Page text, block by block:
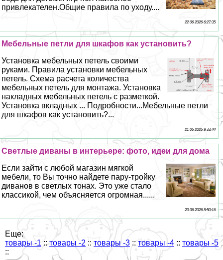
привлекателен.Общие правила по уходу....
22 06 2026 6:27:35
Мебельные петли для шкафов как установить?
Установка мебельных петель своими
руками. Правила установки мебельных
петель. Схема расчета количества
мебельных петель для монтажа. Установка
накладных мебельных петель с разметкой.
Установка вкладных ... Подробности...Мебельные петли
для шкафов как установить?...
21 06 2026 9:33:44
Светлые диваны в интерьере: фото, идеи для дома
Если зайти с любой магазин мягкой
мебели, то Вы точно найдете пару-тройку
диванов в светлых тонах. Это уже стало
классикой, чем объясняется огромная......
20 06 2026 8:50:16
Еще:
товары -1 :: товары -2 :: товары -3 :: товары -4 :: товары -5
::